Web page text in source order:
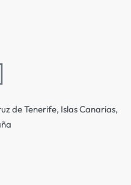
de Tenerife, Islas Canarias,